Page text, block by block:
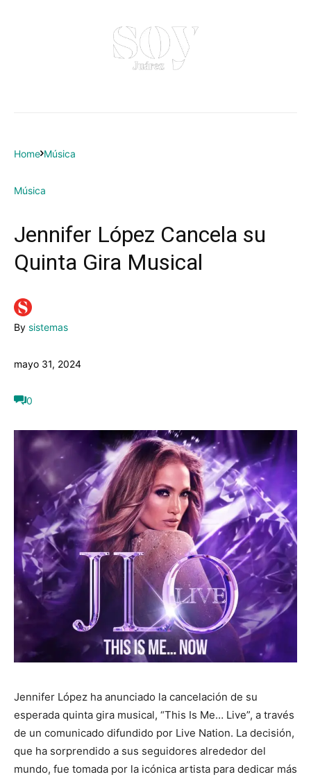
Home Música
Música
Jennifer López Cancela su
Quinta Gira Musical
By sistemas
mayo 31, 2024
0
Jennifer López ha anunciado la cancelación de su
esperada quinta gira musical, “This Is Me… Live”, a través
de un comunicado difundido por Live Nation. La decisión,
que ha sorprendido a sus seguidores alrededor del
mundo, fue tomada por la icónica artista para dedicar más